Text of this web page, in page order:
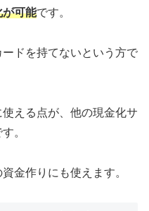
が可能です。
ドを持てないという方で
える点が、他の現金化サ
。
金作りにも使えます。